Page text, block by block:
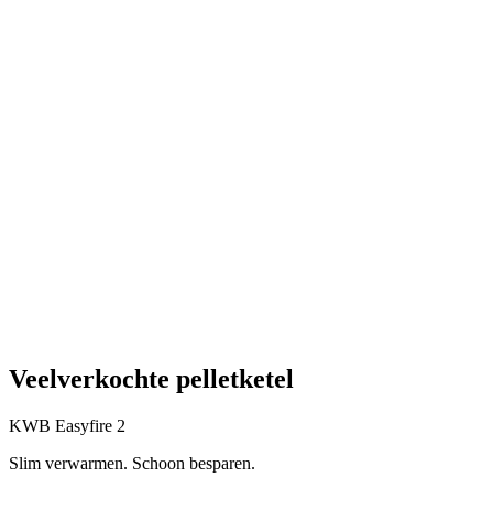
Veelverkochte pelletketel
KWB Easyfire 2
Slim verwarmen. Schoon besparen.